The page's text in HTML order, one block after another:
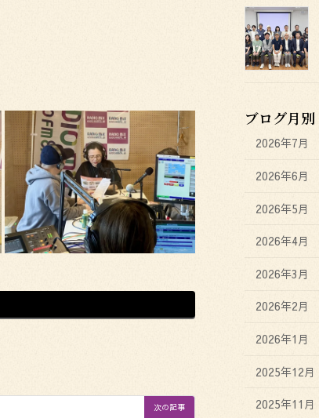
次の記事
ブログ月別
2026年7月
2026年6月
2026年5月
2026年4月
2026年3月
2026年2月
2026年1月
2025年12月
2025年11月